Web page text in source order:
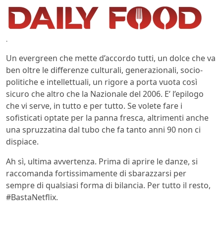
.
Un evergreen che mette d’accordo tutti, un dolce che va
ben oltre le differenze culturali, generazionali, socio-
politiche e intellettuali, un rigore a porta vuota così
sicuro che altro che la Nazionale del 2006. E’ l’epilogo
che vi serve, in tutto e per tutto. Se volete fare i
sofisticati optate per la panna fresca, altrimenti anche
una spruzzatina dal tubo che fa tanto anni 90 non ci
dispiace.
Ah sì, ultima avvertenza. Prima di aprire le danze, si
raccomanda fortissimamente di sbarazzarsi per
sempre di qualsiasi forma di bilancia. Per tutto il resto,
#BastaNetflix.